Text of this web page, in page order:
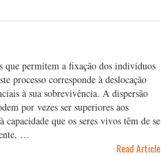
que permitem a fixação dos indivíduos
processo corresponde à deslocação
à sua sobrevivência. A dispersão
por vezes ser superiores aos
que os seres vivos têm de se
…
Read Article